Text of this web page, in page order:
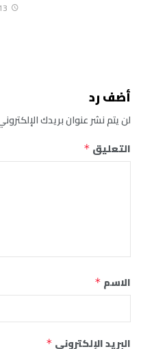
13
أضف رد
لن يتم نشر عنوان بريدك
التعليق *
الاسم *
البريد الإلكتروني *